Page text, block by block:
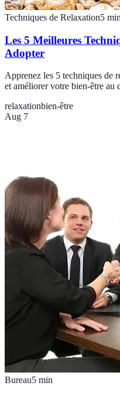
Techniques de Relaxation5 min
Les 5 Meilleures
Adopter
Apprenez les 5 techniques de
et améliorer votre bien-être au
relaxationbien-être
Aug 7
Bureau5 min